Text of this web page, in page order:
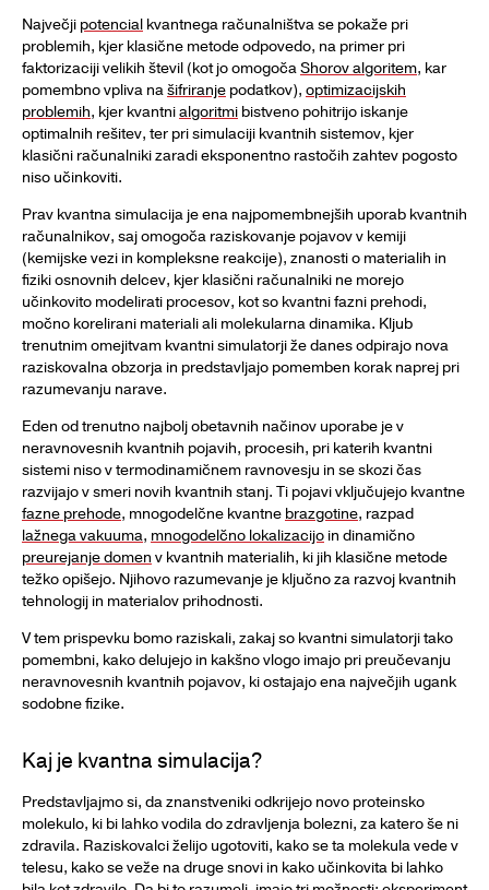
Največji potencial kvantnega računalništva se pokaže pri
problemih, kjer klasične metode odpovedo, na primer pri
faktorizaciji velikih števil (kot jo omogočaShorov algoritem, kar
pomembno vpliva našifriranje podatkov), optimizacijskih
problemih, kjer kvantnialgoritmi bistveno pohitrijo iskanje
optimalnih rešitev, ter pri simulaciji kvantnih sistemov, kjer
klasični računalniki zaradi eksponentno rastočih zahtev pogosto
niso učinkoviti.
Prav kvantna simulacija je ena najpomembnejših uporab kvantnih
računalnikov, saj omogoča raziskovanje pojavov v kemiji
(kemijske vezi in kompleksne reakcije), znanosti o materialih in
fiziki osnovnih delcev, kjer klasični računalniki ne morejo
učinkovito modelirati procesov, kot so kvantni fazni prehodi,
močno korelirani materiali ali molekularna dinamika. Kljub
trenutnim omejitvam kvantni simulatorji že danes odpirajo nova
raziskovalna obzorja in predstavljajo pomemben korak naprej pri
razumevanju narave.
Eden od trenutno najbolj obetavnih načinov uporabe je v
neravnovesnih kvantnih pojavih, procesih, pri katerih kvantni
sistemi niso v termodinamičnem ravnovesju in se skozi čas
razvijajo v smeri novih kvantnih stanj. Ti pojavi vključujejo kvantne
fazne prehode, mnogodelčne kvantne brazgotine, razpad
lažnega vakuuma, mnogodelčno lokalizacijo in dinamično
preurejanje domen v kvantnih materialih, ki jih klasične metode
težko opišejo. Njihovo razumevanje je ključno za razvoj kvantnih
tehnologij in materialov prihodnosti.
V tem prispevku bomo raziskali, zakaj so kvantni simulatorji tako
pomembni, kako delujejo in kakšno vlogo imajo pri preučevanju
neravnovesnih kvantnih pojavov, ki ostajajo ena največjih ugank
sodobne fizike.
Kaj je kvantna simulacija?
Predstavljajmo si, da znanstveniki odkrijejo novo proteinsko
molekulo, ki bi lahko vodila do zdravljenja bolezni, za katero še ni
zdravila. Raziskovalci želijo ugotoviti, kako se ta molekula vede v
telesu, kako se veže na druge snovi in kako učinkovita bi lahko